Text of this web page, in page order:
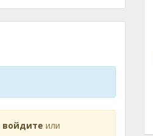
войдите или